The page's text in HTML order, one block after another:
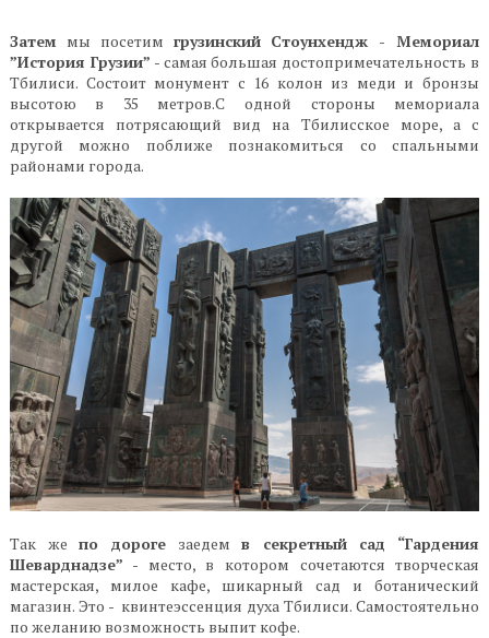
Затеммы посетим грузинский Стоунхендж - Мемориал
”История Грузии” - самая большая достопримечательность в
Тбилиси. Состоит монумент с 16 колон из меди и бронзы
высотою в 35 метров.С одной стороны мемориала
открывается потрясающий вид на Тбилисское море, а с
другой можно поближе познакомиться со спальными
районами города.
Так жепо дорогезаедемв секретный сад “Гардения
Шеварднадзе” - место, в котором сочетаются творческая
мастерская, милое кафе, шикарный сад и ботанический
магазин. Это - квинтеэссенция духа Тбилиси. Самостоятельно
по желанию возможность выпит кофе.